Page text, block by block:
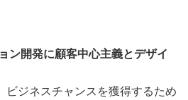
ン開発に顧客中心主義とデザイ
ビジネスチャンスを獲得するため